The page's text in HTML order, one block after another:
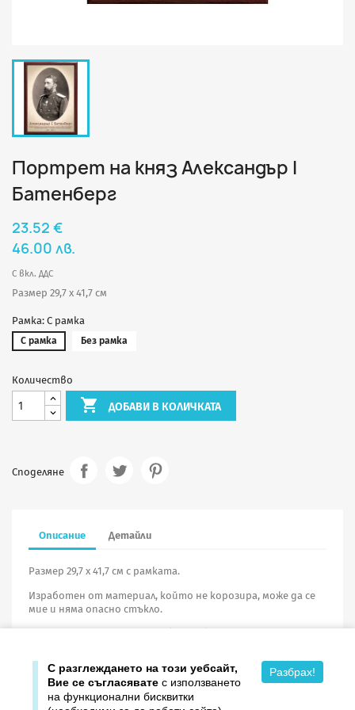
Портрет на княз Александър I
Батенберг
23.52 €
46.00 лв.
С вкл. ДДС
Размер 29,7 х 41,7 см
Рамка: С рамка
С рамка Без рамка
Количество
 ДОБАВИ В КОЛИЧКАТА
Споделяне
Описание Детайли
Размер 29,7 х 41,7 см с рамката.
Изработен от материал, който не корозира, може да се
мие и няма опасно стъкло.
С разглеждането на този уебсайт,
Вие се съгласявате с използването
на функционални бисквитки
Разбрах!